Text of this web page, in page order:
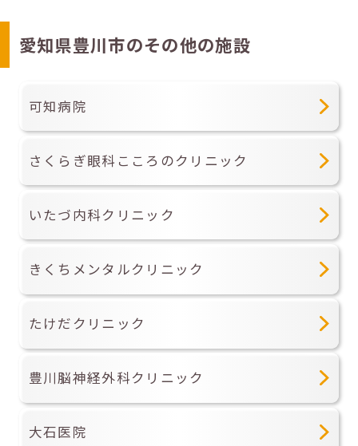
愛知県豊川市のその他の施設
可知病院
さくらぎ眼科こころのクリニック
いたづ内科クリニック
きくちメンタルクリニック
たけだクリニック
豊川脳神経外科クリニック
大石医院